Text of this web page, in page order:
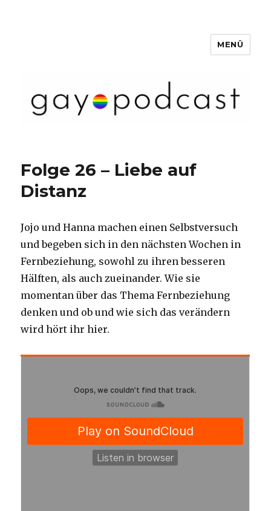
MENÜ
Folge 26 – Liebe auf
Distanz
Jojo und Hanna machen einen Selbstversuch
und begeben sich in den nächsten Wochen in
Fernbeziehung, sowohl zu ihren besseren
Hälften, als auch zueinander. Wie sie
momentan über das Thema Fernbeziehung
denken und ob und wie sich das verändern
wird hört ihr hier.